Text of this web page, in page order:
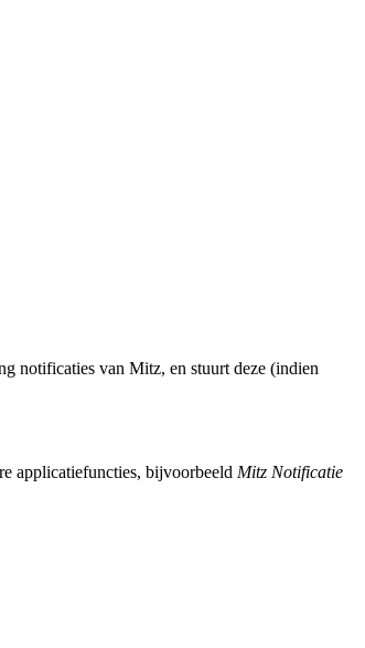
notificaties van Mitz, en stuurt deze (indien
applicatiefuncties, bijvoorbeeld Mitz Notificatie